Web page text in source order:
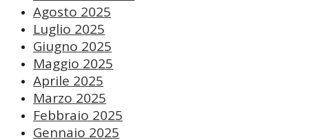
Agosto 2025
Luglio 2025
Giugno 2025
Maggio 2025
Aprile 2025
Marzo 2025
Febbraio 2025
Gennaio 2025